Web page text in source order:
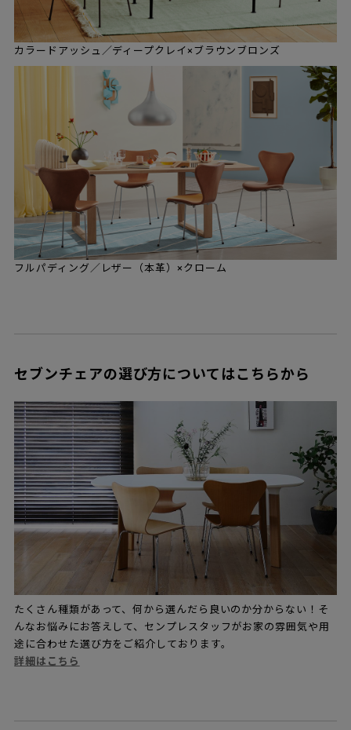
カラードアッシュ／ディープクレイ×ブラウンブロンズ
フルパディング／レザー（本革）×クローム
セブンチェアの選び方についてはこちらから
たくさん種類があって、何から選んだら良いのか分からない！そ
んなお悩みにお答えして、センプレスタッフがお家の雰囲気や用
途に合わせた選び方をご紹介しております。
詳細はこちら